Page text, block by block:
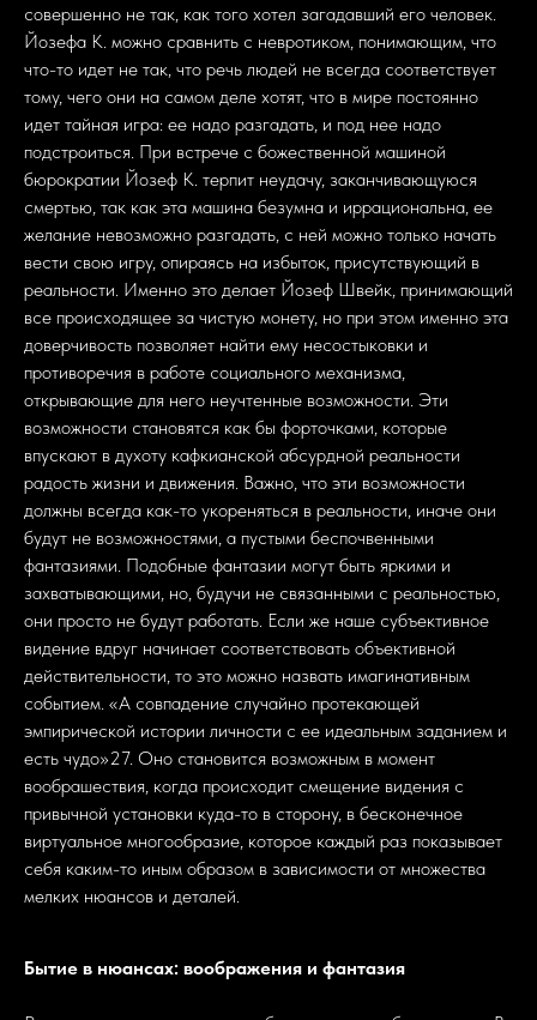
совершенно не так, как того хотел загадавший его человек.
Йозефа К. можно сравнить с невротиком, понимающим, что
что-то идет не так, что речь людей не всегда соответствует
тому, чего они на самом деле хотят, что в мире постоянно
идет тайная игра: ее надо разгадать, и под нее надо
подстроиться. При встрече с божественной машиной
бюрократии Йозеф К. терпит неудачу, заканчивающуюся
смертью, так как эта машина безумна и иррациональна, ее
желание невозможно разгадать, с ней можно только начать
вести свою игру, опираясь на избыток, присутствующий в
реальности. Именно это делает Йозеф Швейк, принимающий
все происходящее за чистую монету, но при этом именно эта
доверчивость позволяет найти ему несостыковки и
противоречия в работе социального механизма,
открывающие для него неучтенные возможности. Эти
возможности становятся как бы форточками, которые
впускают в духоту кафкианской абсурдной реальности
радость жизни и движения. Важно, что эти возможности
должны всегда как-то укореняться в реальности, иначе они
будут не возможностями, а пустыми беспочвенными
фантазиями. Подобные фантазии могут быть яркими и
захватывающими, но, будучи не связанными с реальностью,
они просто не будут работать. Если же наше субъективное
видение вдруг начинает соответствовать объективной
действительности, то это можно назвать имагинативным
событием. «А совпадение случайно протекающей
эмпирической истории личности с ее идеальным заданием и
есть чудо»27. Оно становится возможным в момент
вообрашествия, когда происходит смещение видения с
привычной установки куда-то в сторону, в бесконечное
виртуальное многообразие, которое каждый раз показывает
себя каким-то иным образом в зависимости от множества
мелких нюансов и деталей.
Бытие в нюансах: воображения и фантазия